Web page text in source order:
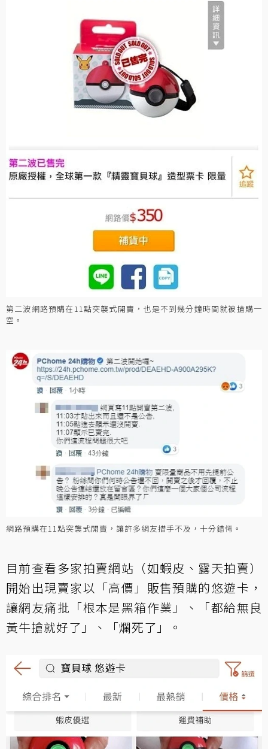
第二波網路預購在11點突襲式開賣，也是不到幾分鐘時間就被搶購一
空。
網路預購在11點突襲式開賣，讓許多網友措手不及，十分錯愕。
目前查看多家拍賣網站（如蝦皮、露天拍賣）
開始出現賣家以「高價」販售預購的悠遊卡，
讓網友痛批「根本是黑箱作業」、「都給無良
黃牛搶就好了」、「爛死了」。